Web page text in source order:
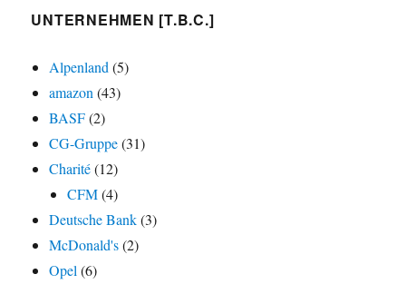
UNTERNEHMEN [T.B.C.]
Alpenland (5)
amazon (43)
BASF(2)
CG-Gruppe(31)
Charité(12)
CFM(4)
Deutsche Bank(3)
McDonald's(2)
Opel (6)